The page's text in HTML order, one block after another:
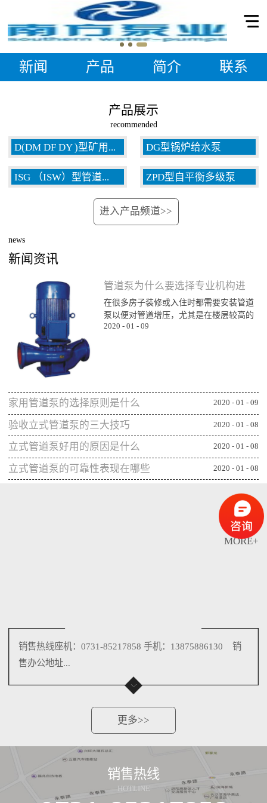
新闻 产品 简介 联系
产品展示
recommended
D(DM DF DY )型矿用... DG型锅炉给水泵
ISG （ISW）型管道... ZPD型自平衡多级泵
进入产品频道>>
news
新闻资讯
MORE+
管道泵为什么要选择专业机构进
行购买
在很多房子装修或入住时都需要安装管道
泵以便对管道增压，尤其是在楼层较高的
楼层为了能顺利用水更对管道增压安装专
一、可获得较规范的售后专业的管道泵生
产机构或厂家往往能更重视售后服务，毕
竟设备类的产品选择专业机构可相应获得
更全面的售后服务，并能及时为出现问题
的管...
2020 - 01 - 09
家用管道泵的选择原则是什么 2020 - 01 - 09
验收立式管道泵的三大技巧 2020 - 01 - 08
立式管道泵好用的原因是什么 2020 - 01 - 08
立式管道泵的可靠性表现在哪些
2020 - 01 - 08
销售热线座机：0731-85217858 手机：13875886130 销
售办公地址...
更多>>
销售热线
HOTLINE